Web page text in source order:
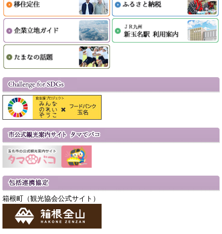
箱根町（観光協会公式サイト）